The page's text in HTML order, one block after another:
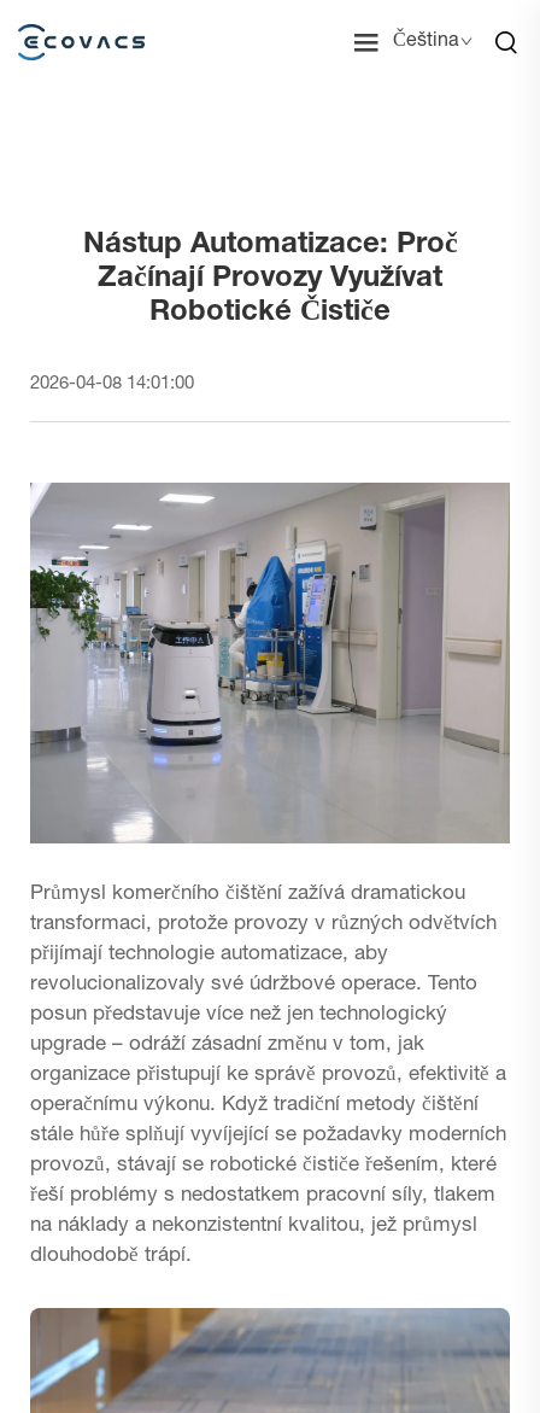
Čeština
Nástup Automatizace: Proč
Začínají Provozy Využívat
Robotické Čističe
2026-04-08 14:01:00
Průmysl komerčního čištění zažívá dramatickou
transformaci, protože provozy v různých odvětvích
přijímají technologie automatizace, aby
revolucionalizovaly své údržbové operace. Tento
posun představuje více než jen technologický
upgrade – odráží zásadní změnu v tom, jak
organizace přistupují ke správě provozů, efektivitě a
operačnímu výkonu. Když tradiční metody čištění
stále hůře splňují vyvíjející se požadavky moderních
provozů, stávají se robotické čističe řešením, které
řeší problémy s nedostatkem pracovní síly, tlakem
na náklady a nekonzistentní kvalitou, jež průmysl
dlouhodobě trápí.